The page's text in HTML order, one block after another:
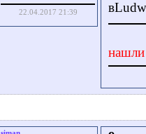
22.04.2017 21:39
нашли